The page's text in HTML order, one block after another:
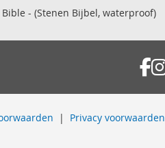
Bible - (Stenen Bijbel, waterproof)
| Privacy voorwaarden